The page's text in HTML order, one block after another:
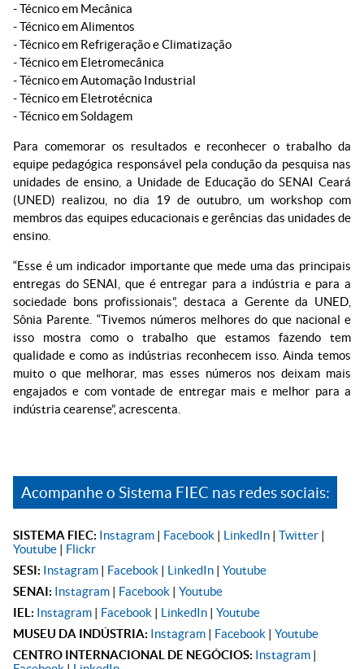
- Técnico em Mecânica
- Técnico em Alimentos
- Técnico em Refrigeração e Climatização
- Técnico em Eletromecânica
- Técnico em Automação Industrial
- Técnico em Eletrotécnica
- Técnico em Soldagem
Para comemorar os resultados e reconhecer o trabalho da
equipe pedagógica responsável pela condução da pesquisa nas
unidades de ensino, a Unidade de Educação do SENAI Ceará
(UNED) realizou, no dia 19 de outubro, um workshop com
membros das equipes educacionais e gerências das unidades de
ensino.
“Esse é um indicador importante que mede uma das principais
entregas do SENAI, que é entregar para a indústria e para a
sociedade bons profissionais”, destaca a Gerente da UNED,
Sônia Parente. “Tivemos números melhores do que nacional e
isso mostra como o trabalho que estamos fazendo tem
qualidade e como as indústrias reconhecem isso. Ainda temos
muito o que melhorar, mas esses números nos deixam mais
engajados e com vontade de entregar mais e melhor para a
indústria cearense”, acrescenta.
Acompanhe o Sistema FIEC nas redes sociais:
SISTEMA FIEC: Instagram | Facebook | LinkedIn | Twitter |
Youtube | Flickr
SESI: Instagram | Facebook | LinkedIn | Youtube
SENAI: Instagram | Facebook | Youtube
IEL: Instagram | Facebook | LinkedIn | Youtube
MUSEU DA INDÚSTRIA: Instagram | Facebook | Youtube
CENTRO INTERNACIONAL DE NEGÓCIOS: Instagram |